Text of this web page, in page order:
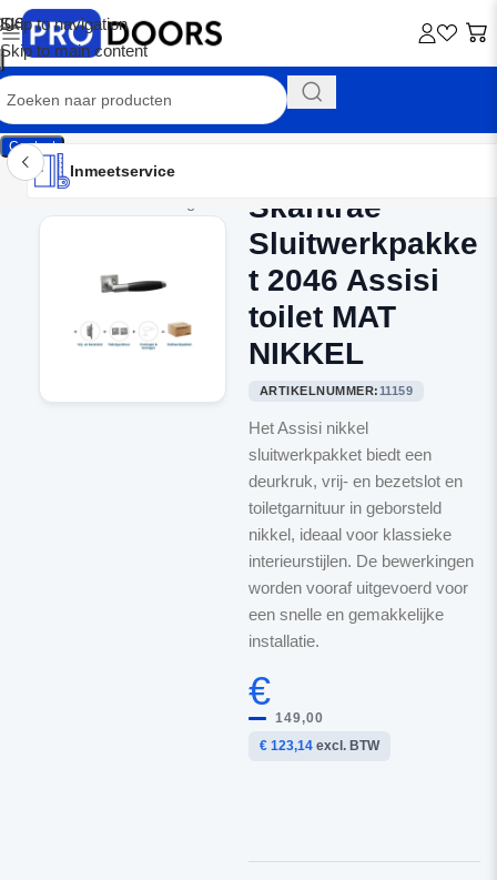
Skip to navigation
Skip to main content
Contact
Inmeetservice
Montageservice
Advies op maat
Showroom
Inmeetservice
Skantrae
Sluitwerkpakke
t 2046 Assisi
toilet MAT
NIKKEL
ARTIKELNUMMER:11159
Het Assisi nikkel
sluitwerkpakket biedt een
deurkruk, vrij- en bezetslot en
toiletgarnituur in geborsteld
nikkel, ideaal voor klassieke
interieurstijlen. De bewerkingen
worden vooraf uitgevoerd voor
een snelle en gemakkelijke
installatie.
€
149,00
€ 123,14excl. BTW